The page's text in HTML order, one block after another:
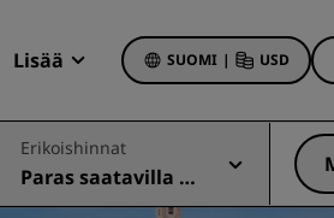
Lisää
Radisson Rewards
Varaukseni
SUOMI | USD
Hotellitarjoukset
Erikoishinnat
Paras saatavilla ol
eva hinta